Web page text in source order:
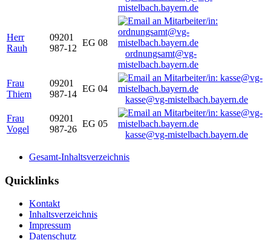
mistelbach.bayern.de
Herr
Rauh
09201
987-12
EG 08
ordnungsamt@vg-
mistelbach.bayern.de
Frau
Thiem
09201
987-14
EG 04
kasse@vg-mistelbach.bayern.de
Frau
Vogel
09201
987-26
EG 05
kasse@vg-mistelbach.bayern.de
Gesamt-Inhaltsverzeichnis
Quicklinks
Kontakt
Inhaltsverzeichnis
Impressum
Datenschutz